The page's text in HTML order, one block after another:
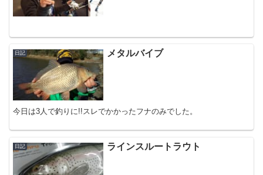
日記 メタルバイブ
今日は3人で釣りに!!スレでかかったフナのみでした。
日記 ラインスルートラウト